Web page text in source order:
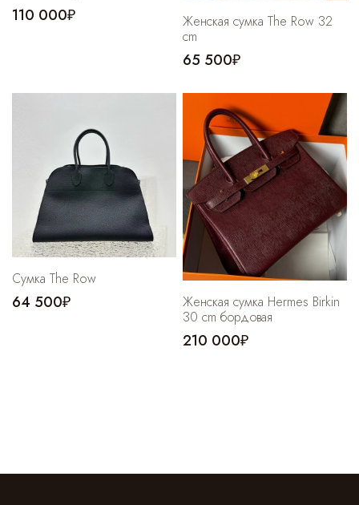
110 000₽
Женская сумка The Row 32
cm
65 500₽
Сумка The Row
64 500₽
Женская сумка Hermes Birkin
30 cm бордовая
210 000₽